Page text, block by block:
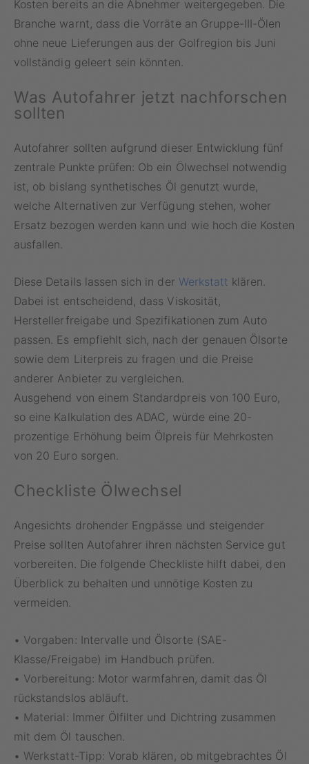
Kosten bereits an die Abnehmer weitergegeben. Die
Branche warnt, dass die Vorräte an Gruppe-III-Ölen
ohne neue Lieferungen aus der Golfregion bis Juni
vollständig geleert sein könnten.
Was Autofahrer jetzt nachforschen
sollten
Autofahrer sollten aufgrund dieser Entwicklung fünf
zentrale Punkte prüfen: Ob ein Ölwechsel notwendig
ist, ob bislang synthetisches Öl genutzt wurde,
welche Alternativen zur Verfügung stehen, woher
Ersatz bezogen werden kann und wie hoch die Kosten
ausfallen.
Diese Details lassen sich in der Werkstatt klären.
Dabei ist entscheidend, dass Viskosität,
Herstellerfreigabe und Spezifikationen zum Auto
passen. Es empfiehlt sich, nach der genauen Ölsorte
sowie dem Literpreis zu fragen und die Preise
anderer Anbieter zu vergleichen.
Ausgehend von einem Standardpreis von 100 Euro,
so eine Kalkulation des ADAC, würde eine 20-
prozentige Erhöhung beim Ölpreis für Mehrkosten
von 20 Euro sorgen.
Checkliste Ölwechsel
Angesichts drohender Engpässe und steigender
Preise sollten Autofahrer ihren nächsten Service gut
vorbereiten. Die folgende Checkliste hilft dabei, den
Überblick zu behalten und unnötige Kosten zu
vermeiden.
• Vorgaben: Intervalle und Ölsorte (SAE-
Klasse/Freigabe) im Handbuch prüfen.
• Vorbereitung: Motor warmfahren, damit das Öl
rückstandslos abläuft.
• Material: Immer Ölfilter und Dichtring zusammen
mit dem Öl tauschen.
• Werkstatt-Tipp: Vorab klären, ob mitgebrachtes Öl